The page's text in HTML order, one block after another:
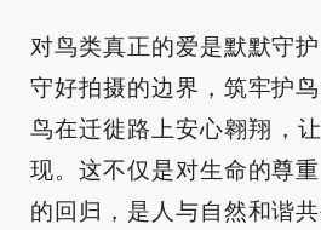
对鸟类真正的爱是默默守
守好拍摄的边界，筑牢护
鸟在迁徙路上安心翱翔，
现。这不仅是对生命的尊
的回归，是人与自然和谐